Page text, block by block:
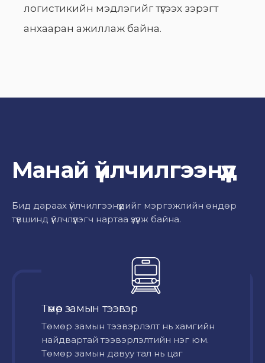
логистикийн мэдлэгийг түгээх зэрэгт
анхааран ажиллаж байна.
Манай үйлчилгээнүүд
Бид дараах үйлчилгээнүүдийг мэргэжлийн өндөр
түвшинд үйлчлүүлэгч нартаа үзүүлж байна.
Төмөр замын тээвэр
Төмөр замын тээвэрлэлт нь хамгийн
найдвартай тээвэрлэлтийн нэг юм.
Төмөр замын давуу тал нь цаг